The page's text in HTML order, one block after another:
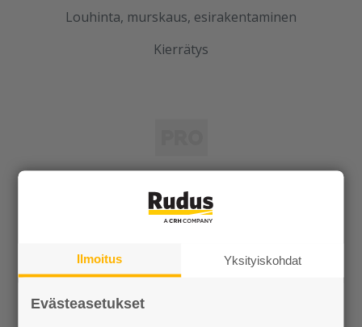
Louhinta, murskaus, esirakentaminen
Kierrätys
Uutiset
Ilmoitus Yksityiskohdat
Evästeasetukset